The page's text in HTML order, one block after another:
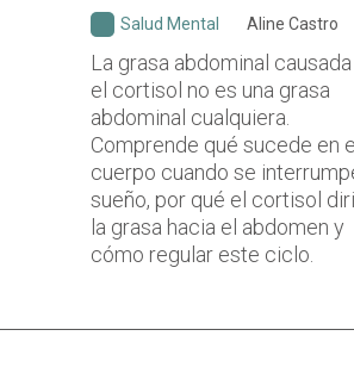
Salud Mental Aline Castro
La grasa abdominal
el cortisol no es una grasa
abdominal cualquiera.
Comprende qué sucede en
cuerpo cuando se
sueño, por qué el cortisol
la grasa hacia el abdomen y
cómo regular este ciclo.